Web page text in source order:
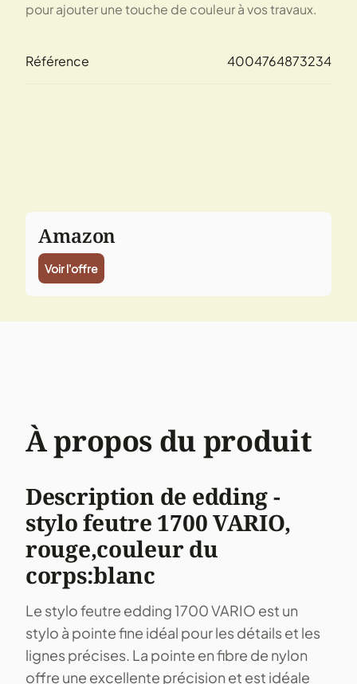
pour ajouter une touche de couleur à vos travaux.
Référence 4004764873234
Amazon
Voir l'offre
À propos du produit
Description de edding -
stylo feutre 1700 VARIO,
rouge,couleur du
corps:blanc
Le stylo feutre edding 1700 VARIO est un
stylo à pointe fine idéal pour les détails et les
lignes précises. La pointe en fibre de nylon
offre une excellente précision et est idéale